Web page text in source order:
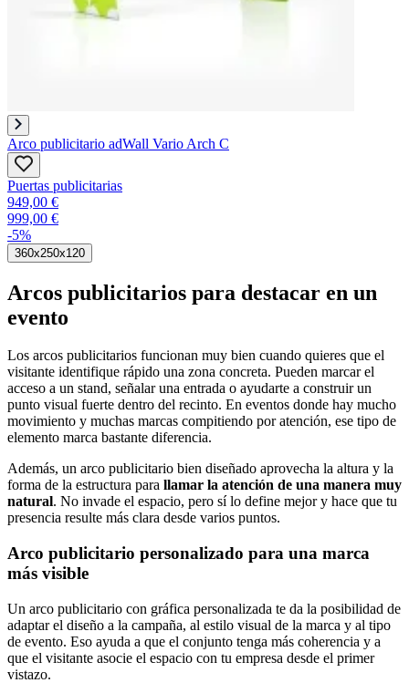
Arco publicitario adWall Vario Arch C
Puertas publicitarias
949,00 €
999,00 €
-5%
360x250x120
Arcos publicitarios para destacar en un
evento
Los arcos publicitarios funcionan muy bien cuando quieres que el
visitante identifique rápido una zona concreta. Pueden marcar el
acceso a un stand, señalar una entrada o ayudarte a construir un
punto visual fuerte dentro del recinto. En eventos donde hay mucho
movimiento y muchas marcas compitiendo por atención, ese tipo de
elemento marca bastante diferencia.
Además, un arco publicitario bien diseñado aprovecha la altura y la
forma de la estructura para llamar la atención de una manera muy
natural. No invade el espacio, pero sí lo define mejor y hace que tu
presencia resulte más clara desde varios puntos.
Arco publicitario personalizado para una marca
más visible
Un arco publicitario con gráfica personalizada te da la posibilidad de
adaptar el diseño a la campaña, al estilo visual de la marca y al tipo
de evento. Eso ayuda a que el conjunto tenga más coherencia y a
que el visitante asocie el espacio con tu empresa desde el primer
vistazo.